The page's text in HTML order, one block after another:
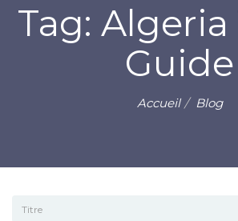
Tag: Algeria
Guide
Accueil Blog